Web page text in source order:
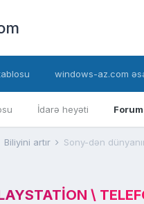
İdarə heyəti
windows-az.com
Biliyini artır Sony-dən
\